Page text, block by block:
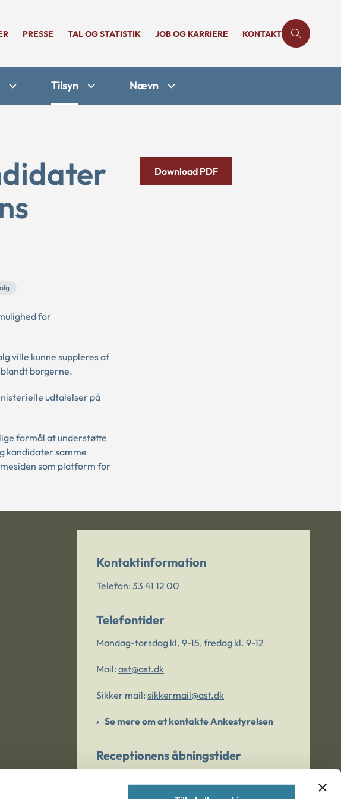
PRESSE TAL OG STATISTIK JOB OG KARRIERE KONTAKT
Tilsyn Nævn
for
ville kunne suppleres af
borgerne.
udtalelser på
formål at understøtte
kandidater samme
som platform for
Download PDF
Kontaktinformation
Telefon: 33 41 12 00
Telefontider
Mandag-torsdag kl. 9-15, fredag kl. 9-12
Mail: ast@ast.dk
Sikker mail: sikkermail@ast.dk
Se mere om at kontakte Ankestyrelsen
Receptionens åbningstider